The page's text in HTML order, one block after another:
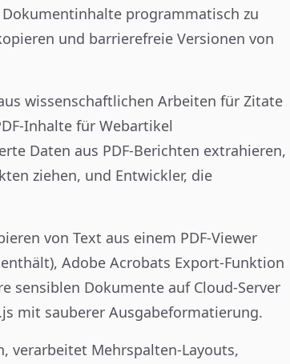
programmatisch zu
und barrierefreie Versionen von
wissenschaftlichen Arbeiten für Zitate
Inhalte für Webartikel
Daten aus PDF-Berichten extrahieren,
ziehen, und Entwickler, die
von Text aus einem PDF-Viewer
Adobe Acrobats Export-Funktion
sensiblen Dokumente auf Cloud-Server
mit sauberer Ausgabeformatierung.
verarbeitet Mehrspalten-Layouts,